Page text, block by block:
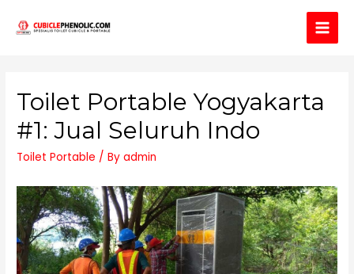
Main
Toilet Portable Yogyakarta
#1: Jual Seluruh Indo
Toilet Portable / Byadmin